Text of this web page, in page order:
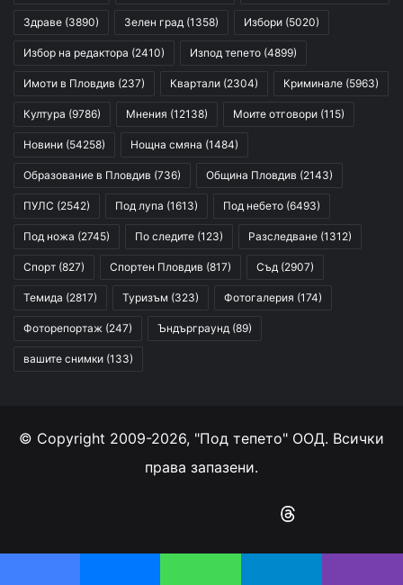
Здраве (3890) Зелен град (1358) Избори (5020)
Избор на редактора (2410) Изпод тепето (4899)
Имоти в Пловдив (237) Квартали (2304) Криминале (5963)
Култура (9786) Мнения (12138) Моите отговори (115)
Новини (54258) Нощна смяна (1484)
Образование в Пловдив (736) Община Пловдив (2143)
ПУЛС (2542) Под лупа (1613) Под небето (6493)
Под ножа (2745) По следите (123) Разследване (1312)
Спорт (827) Спортен Пловдив (817) Съд (2907)
Темида (2817) Туризъм (323) Фотогалерия (174)
Фоторепортаж (247) Ъндърграунд (89)
вашите снимки (133)
© Copyright 2009-2026, "Под тепето" ООД. Всички
права запазени.
Instagram
RSS